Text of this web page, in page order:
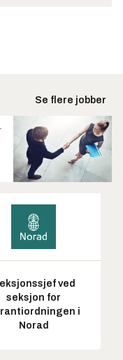
Se flere jobber
ved
seksjon for
i
Norad